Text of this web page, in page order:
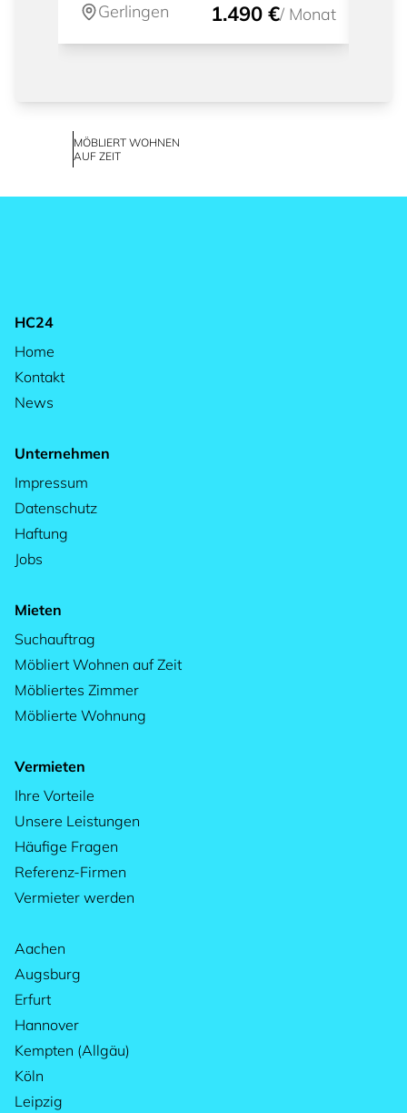
Gerlingen 1.490 €/ Monat
MÖBLIERT WOHNEN
AUF ZEIT
HC24
Home
Kontakt
News
Unternehmen
Impressum
Datenschutz
Haftung
Jobs
Mieten
Suchauftrag
Möbliert Wohnen auf Zeit
Möbliertes Zimmer
Möblierte Wohnung
Vermieten
Ihre Vorteile
Unsere Leistungen
Häufige Fragen
Referenz-Firmen
Vermieter werden
Aachen
Augsburg
Erfurt
Hannover
Kempten (Allgäu)
Köln
Leipzig